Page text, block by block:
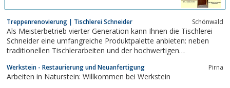
Möbelstücke
nachKundenwunsch.Innenausbauarbeiten und
Tischlerarbeiten aller Art.
Treppenrenovierung | Tischlerei Schneider Schönwald
Als Meisterbetrieb vierter Generation kann Ihnen die Tischlerei
Schneider eine umfangreiche Produktpalette anbieten: neben
traditionellen Tischlerarbeiten und der hochwertigen
Renovierung von Türen und neu: Spanndecken. Weiteres, z.B.
mehr zum Thema Treppensanierung auf...
Werkstein - Restaurierung und Neuanfertigung Pirna
Arbeiten in Naturstein: Willkommen bei Werkstein